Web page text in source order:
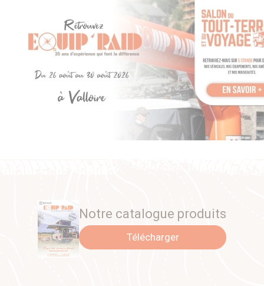
Notre catalogue produits
Télécharger